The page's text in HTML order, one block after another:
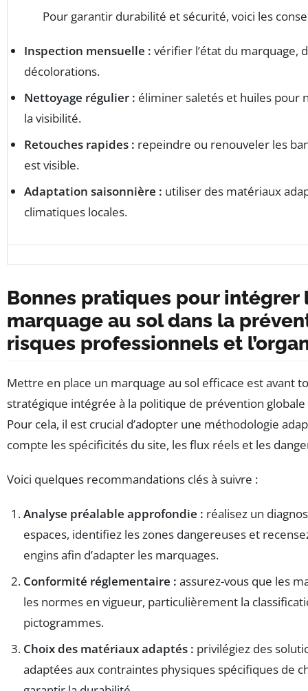
Pour garantir durabilité et sécurité, voici les
Inspection mensuelle : vérifier l’état du marquage,
décolorations.
Nettoyage régulier : éliminer saletés et huiles pour
la visibilité.
Retouches rapides : repeindre ou renouveler les
est visible.
Adaptation saisonnière : utiliser des matériaux
climatiques locales.
Bonnes pratiques pour intégrer
marquage au sol dans la
risques professionnels et
Mettre en place un marquage au sol efficace est avant
stratégique intégrée à la politique de prévention globale
Pour cela, il est crucial d’adopter une méthodologie
compte les spécificités du site, les flux réels et les
Voici quelques recommandations clés à suivre :
Analyse préalable approfondie : réalisez un
espaces, identifiez les zones dangereuses et
engins afin d’adapter les marquages.
Conformité réglementaire : assurez-vous que les
les normes en vigueur, particulièrement la
pictogrammes.
Choix des matériaux adaptés : privilégiez des
adaptées aux contraintes physiques spécifiques de